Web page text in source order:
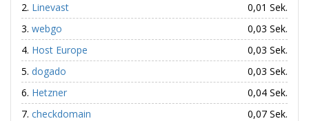
Linevast
0,01 Sek.
webgo
0,03 Sek.
Host Europe
0,03 Sek.
dogado
0,03 Sek.
Hetzner
0,04 Sek.
checkdomain
0,07 Sek.